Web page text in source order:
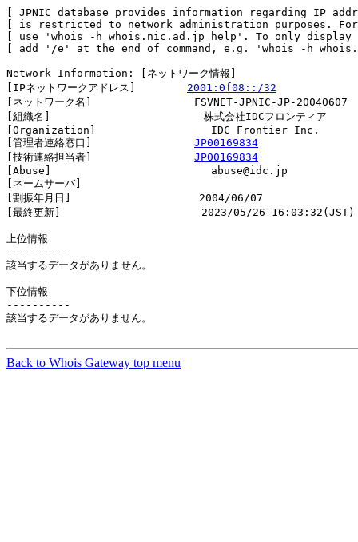
[ JPNIC database provides information regarding IP
[ is restricted to network administration purposes.
[ use 'whois -h whois.nic.ad.jp help'. To only
[ add '/e' at the end of command, e.g. 'whois -h
Network Information: [ネットワーク情報]
[IPネットワークアドレス] 2001:0f08::/32
[ネットワーク名]                FSVNET-JPNIC-JP-20040607
[組織名]                        株式会社IDCフロンティア
[Organization]                  IDC Frontier Inc.
[管理者連絡窓口] JP00169834
[技術連絡担当者] JP00169834
[Abuse]                         abuse@idc.jp
[ネームサーバ]
[割振年月日]                    2004/06/07
[最終更新]                      2023/05/26 16:03:32(JST)
上位情報
----------
該当するデータがありません。
下位情報
----------
該当するデータがありません。
Back to Whois Gateway top menu